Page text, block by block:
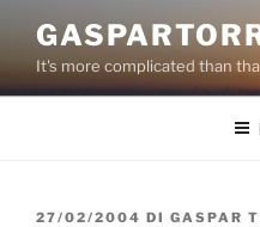
contenuto
It's more complicated than
PUBBLICATO
27/02/2004 DI GASPAR